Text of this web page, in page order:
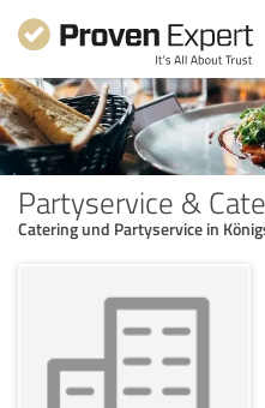
Partyservice &
Catering und Partyservice in